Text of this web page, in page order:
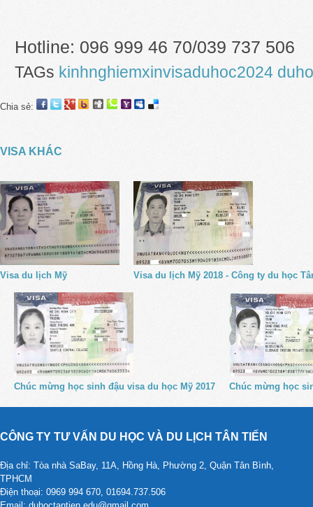
Hotline: 096 999 46 70/039 737 506
TAGs kinhnghiemxinvisaduhoc2024
Chia sẻ:
VISA KHÁC
Visa du lịch Mỹ Visa du lịch Mỹ 2018 - Công ty du học
Chúc mừng học sinh đậu visa du học Mỹ 2017 Chúc mừng học
CÔNG TY TƯ VẤN DU HỌC VÀ DU LỊCH TÂN TIẾN
Địa chỉ: Tòa nhà SaBay, 11A, Hồng Hà, Phường 2, Quận Tân Bình,
TPHCM
Điện thoại: 0969 994 670, 01694.737.506